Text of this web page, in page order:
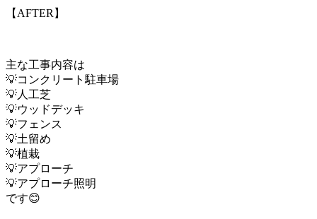
【AFTER】
主な工事内容は
💡コンクリート駐車場
💡人工芝
💡ウッドデッキ
💡フェンス
💡土留め
💡植栽
💡アプローチ
💡アプローチ照明
です😊